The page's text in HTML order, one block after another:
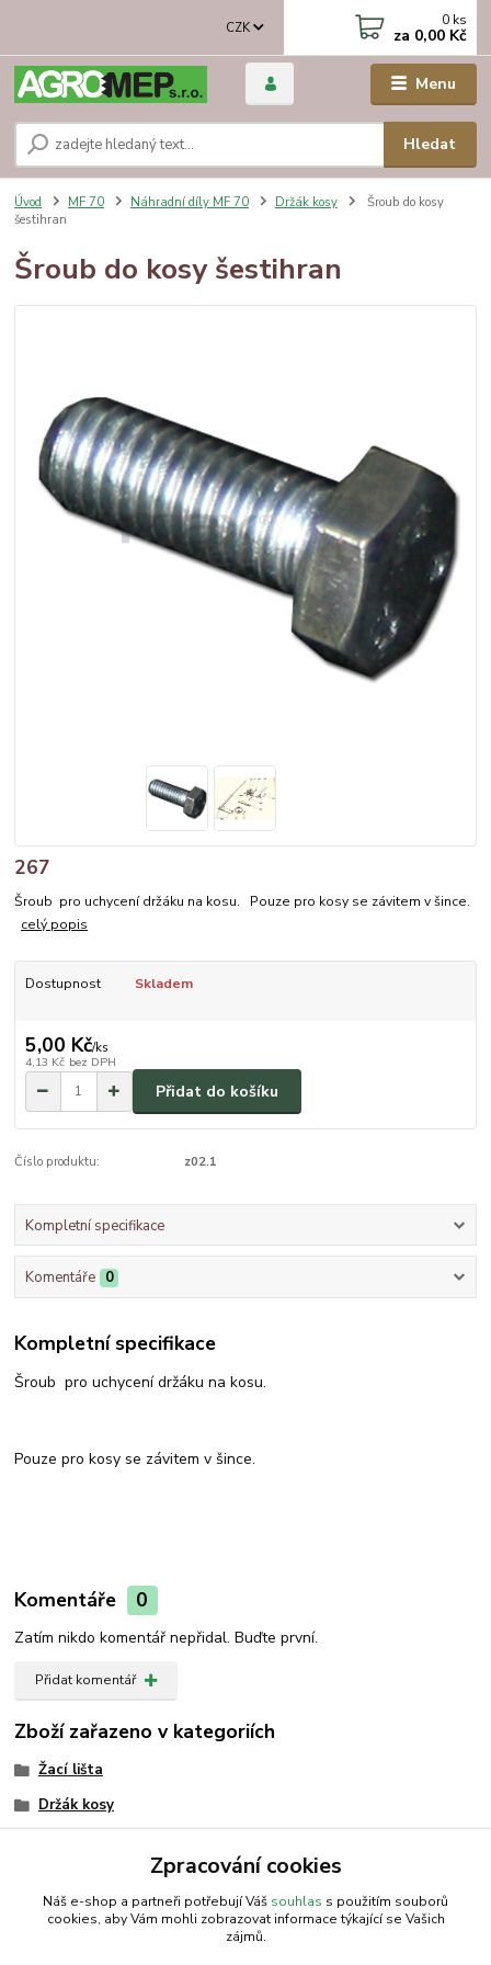
Menu
CZK
Hledat
0 ks
za 0,00 Kč
Úvod MF 70 Náhradní díly MF 70 Držák kosy
Šroub do kosy
šestihran
Šroub do kosy šestihran
267
Šroub pro uchycení držáku na kosu. Pouze pro kosy se závitem v šince.
celý popis
Dostupnost Skladem
5,00 Kč/ks
4,13 Kč bez DPH
Přidat do košíku
Číslo produktu: z02.1
Kompletní specifikace
Komentáře 0
Kompletní specifikace
Šroub pro uchycení držáku na kosu.
Pouze pro kosy se závitem v šince.
Komentáře 0
Zatím nikdo komentář nepřidal. Buďte první.
Přidat komentář
Zboží zařazeno v kategoriích
Žací lišta
Držák kosy
Zpracování cookies
Náš e-shop a partneři potřebují Váš souhlas s použitím souborů
cookies, aby Vám mohli zobrazovat informace týkající se Vašich
zájmů.